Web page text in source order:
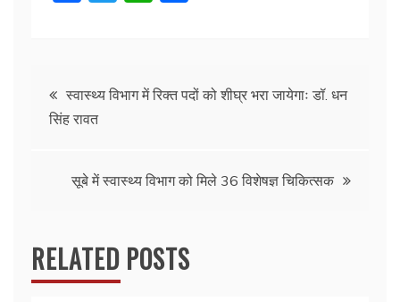
b
o
k
A
Post
navigation
स्वास्थ्य विभाग में रिक्त पदों को शीघ्र भरा जायेगाः डॉ. धन
सिंह रावत
सूबे में स्वास्थ्य विभाग को मिले 36 विशेषज्ञ चिकित्सक
RELATED POSTS